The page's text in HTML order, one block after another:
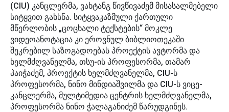
(CIU) კანცლერმა, ვახტანგ წივწივაძემ მისასალმებელი
სიტყვით გახსნა. სიტყვაკაზმული ქართული
მწერლობის „ცოცხალი ტექსტების“ მოკლე
ვიდეოანოტაცია კი ეროვნულ ბიბლიოთეკაში
შეკრებილ საზოგადოებას პროექტის ავტორმა და
ხელმძღვანელმა, თსუ-ის პროფესორმა, თამარ
პაიჭაძემ, პროექტის ხელმძღვანელმა, CIU-ს
პროფესორმა, ნინო მინდიაშვილმა და CIU-ს ვიცე-
კანცლერმა, მულტიმედია ცენტრის ხელმძღვანელმა,
პროფესორმა ნინო ჭალაგანიძემ წარუდგინეს.